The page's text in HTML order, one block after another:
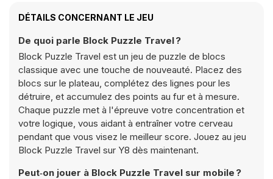
DÉTAILS CONCERNANT LE JEU
De quoi parle Block Puzzle Travel ?
Block Puzzle Travel est un jeu de puzzle de blocs
classique avec une touche de nouveauté. Placez des
blocs sur le plateau, complétez des lignes pour les
détruire, et accumulez des points au fur et à mesure.
Chaque puzzle met à l'épreuve votre concentration et
votre logique, vous aidant à entraîner votre cerveau
pendant que vous visez le meilleur score. Jouez au jeu
Block Puzzle Travel sur Y8 dès maintenant.
Peut‑on jouer à Block Puzzle Travel sur mobile ?